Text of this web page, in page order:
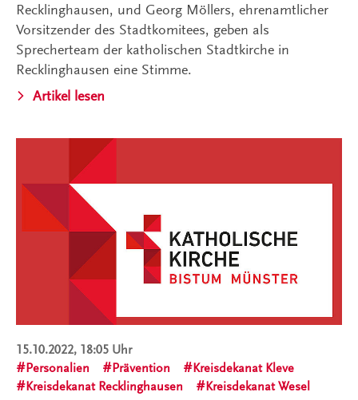
Recklinghausen, und Georg Möllers, ehrenamtlicher
Vorsitzender des Stadtkomitees, geben als
Sprecherteam der katholischen Stadtkirche in
Recklinghausen eine Stimme.
Artikel lesen
15.10.2022, 18:05 Uhr
Personalien
Prävention
Kreisdekanat Kleve
Kreisdekanat Recklinghausen
Kreisdekanat Wesel